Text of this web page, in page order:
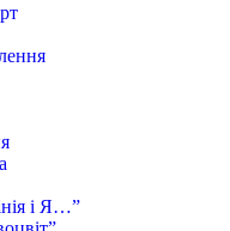
і Я…”